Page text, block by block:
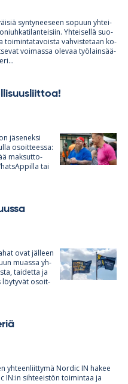
syn­ty­nee­seen so­puun yh­tei­
Yh­tei­sellä suo­
toi­min­ta­ta­voista vah­vis­te­taan ko­
voi­massa ole­vaa työ­lain­sää­
jä­se­neksi
osoit­teessa:
mak­sut­to­
tai
ovat jäl­leen
muassa yh­
tai­detta ja
löy­ty­vät osoit­
yh­teen­liit­tymä Nor­dic IN ha­kee
IN:in sih­tee­is­tön toi­min­taa ja